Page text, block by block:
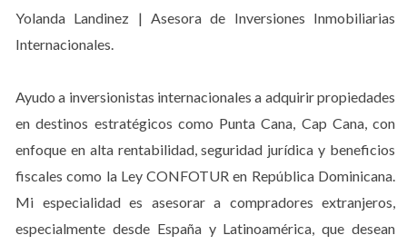
Evaluar el potencial de rentabilidad en alquiler
turístico.
correctamente
Para analizar correctamente los precios en Punta Cana,
debes considerar varios factores clave:
Comparar proyectos similares
Busca propiedades con características similares:
Yolanda Landinez | Asesora de Inversiones Inmobiliarias
Internacionales.
Ayudo a inversionistas internacionales a adquirir propiedades
en destinos estratégicos como Punta Cana, Cap Cana, con
enfoque en alta rentabilidad, seguridad jurídica y beneficios
fiscales como la Ley CONFOTUR en República Dominicana.
Mi especialidad es asesorar a compradores extranjeros,
especialmente desde España y Latinoamérica, que desean